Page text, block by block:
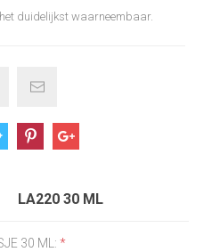
duidelijkst waarneembaar.
LA220 30 ML
30 ML:*